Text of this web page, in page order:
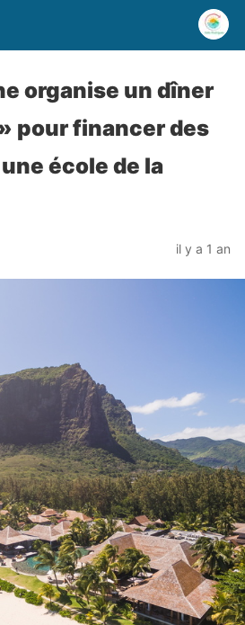
organise un dîner
pour financer des
école de la
il y a 1 an